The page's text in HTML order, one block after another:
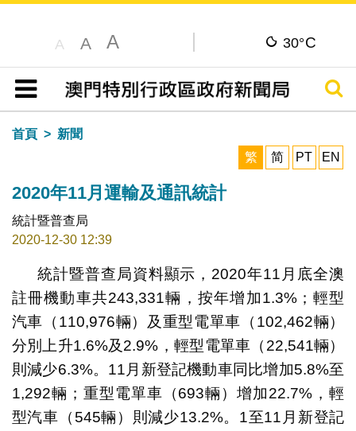
A A A 30°C
目錄
搜尋
首頁
新聞
繁
简 PT EN
2020年11月運輸及通訊統計
統計暨普查局
2020-12-30 12:39
統計暨普查局資料顯示，2020年11月底全澳
註冊機動車共243,331輛，按年增加1.3%；輕型
汽車（110,976輛）及重型電單車（102,462輛）
分別上升1.6%及2.9%，輕型電單車（22,541輛）
則減少6.3%。11月新登記機動車同比增加5.8%至
1,292輛；重型電單車（693輛）增加22.7%，輕
型汽車（545輛）則減少13.2%。1至11月新登記